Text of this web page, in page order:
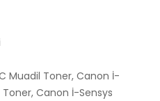
Muadil Toner, Canon İ-
Canon İ-Sensys